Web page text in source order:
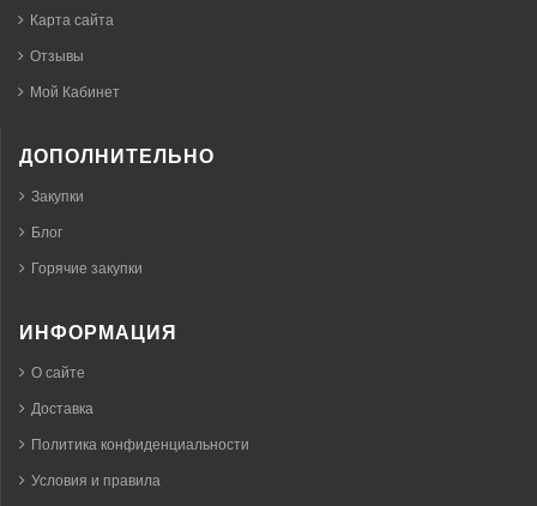
Карта сайта
Отзывы
Мой Кабинет
ДОПОЛНИТЕЛЬНО
Закупки
Блог
Горячие закупки
ИНФОРМАЦИЯ
О сайте
Доставка
Политика конфиденциальности
Условия и правила